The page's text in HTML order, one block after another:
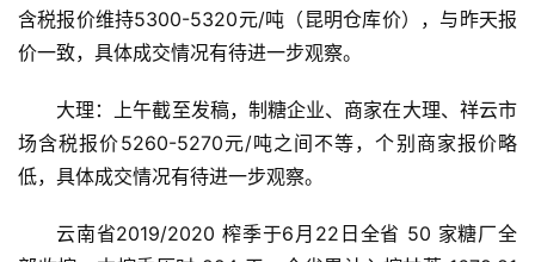
含税报价维持5300-5320元/吨（昆明仓库价），与昨天报
价一致，具体成交情况有待进一步观察。
大理：上午截至发稿，制糖企业、商家在大理、祥云市
场含税报价5260-5270元/吨之间不等，个别商家报价略
低，具体成交情况有待进一步观察。
云南省2019/2020 榨季于6月22日全省 50 家糖厂全